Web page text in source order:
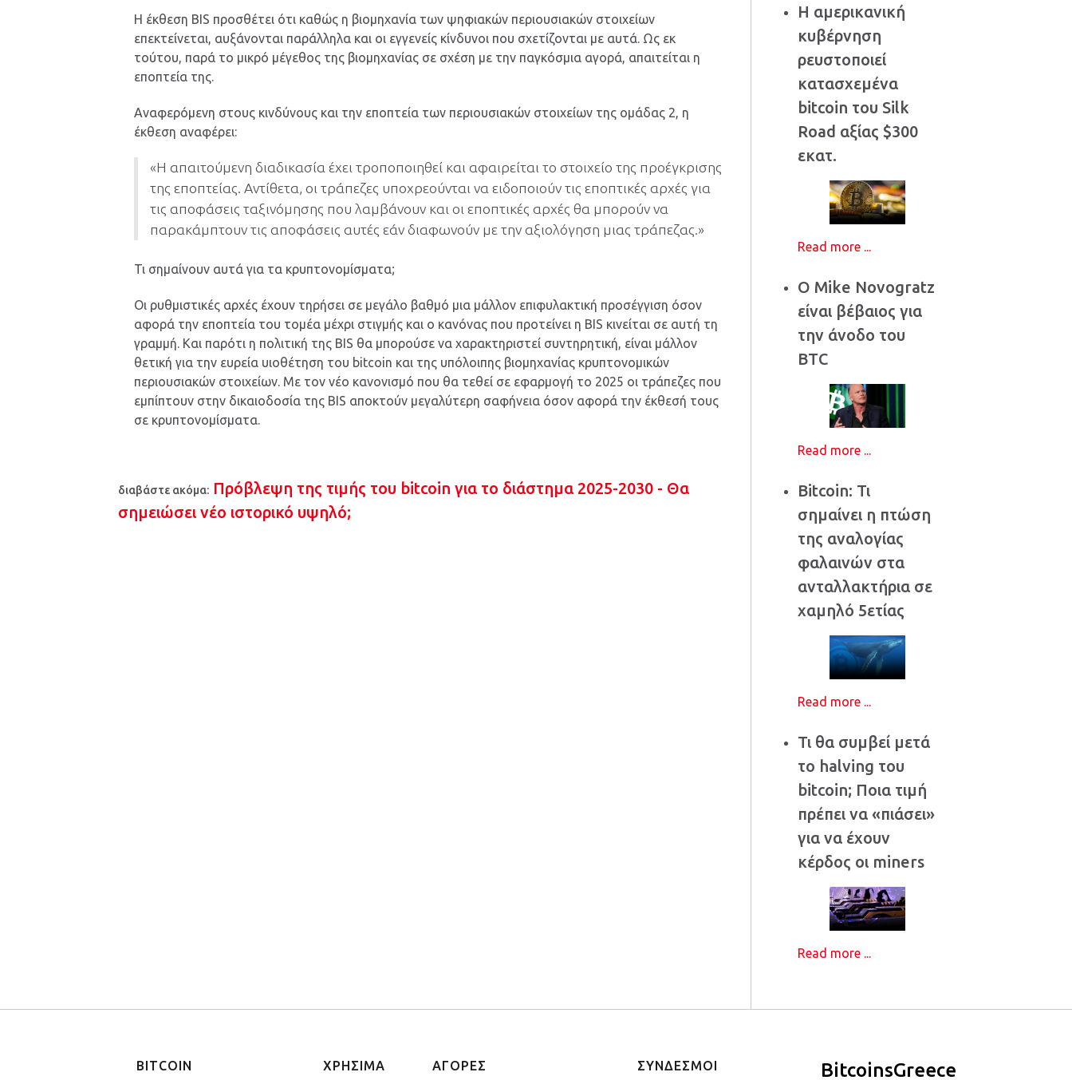
Η έκθεση BIS προσθέτει ότι καθώς η βιομηχανία των ψηφιακών περιουσιακών στοιχείων
επεκτείνεται, αυξάνονται παράλληλα και οι εγγενείς κίνδυνοι που σχετίζονται με αυτά. Ως εκ
τούτου, παρά το μικρό μέγεθος της βιομηχανίας σε σχέση με την παγκόσμια αγορά, απαιτείται η
εποπτεία της.
Αναφερόμενη στους κινδύνους και την εποπτεία των περιουσιακών στοιχείων της ομάδας 2, η
έκθεση αναφέρει:
«Η απαιτούμενη διαδικασία έχει τροποποιηθεί και αφαιρείται το στοιχείο της προέγκρισης
της εποπτείας. Αντίθετα, οι τράπεζες υποχρεούνται να ειδοποιούν τις εποπτικές αρχές για
τις αποφάσεις ταξινόμησης που λαμβάνουν και οι εποπτικές αρχές θα μπορούν να
παρακάμπτουν τις αποφάσεις αυτές εάν διαφωνούν με την αξιολόγηση μιας τράπεζας.»
Τι σημαίνουν αυτά για τα κρυπτονομίσματα;
Οι ρυθμιστικές αρχές έχουν τηρήσει σε μεγάλο βαθμό μια μάλλον επιφυλακτική προσέγγιση όσον
αφορά την εποπτεία του τομέα μέχρι στιγμής και ο κανόνας που προτείνει η BIS κινείται σε αυτή τη
γραμμή. Και παρότι η πολιτική της BIS θα μπορούσε να χαρακτηριστεί συντηρητική, είναι μάλλον
θετική για την ευρεία υιοθέτηση του bitcoin και της υπόλοιπης βιομηχανίας κρυπτονομικών
περιουσιακών στοιχείων. Με τον νέο κανονισμό που θα τεθεί σε εφαρμογή το 2025 οι τράπεζες που
εμπίπτουν στην δικαιοδοσία της BIS αποκτούν μεγαλύτερη σαφήνεια όσον αφορά την έκθεσή τους
σε κρυπτονομίσματα.
διαβάστε ακόμα: Πρόβλεψη της τιμής του bitcoin για το διάστημα 2025-2030 - Θα
σημειώσει νέο ιστορικό υψηλό;
Η αμερικανική
κυβέρνηση
ρευστοποιεί
κατασχεμένα
bitcoin του Silk
Road αξίας $300
εκατ.
Read more ...
Ο Mike Novogratz
είναι βέβαιος για
την άνοδο του
BTC
Read more ...
Bitcoin: Τι
σημαίνει η πτώση
της αναλογίας
φαλαινών στα
ανταλλακτήρια σε
χαμηλό 5ετίας
Read more ...
Τι θα συμβεί μετά
το halving του
bitcoin; Ποια τιμή
πρέπει να «πιάσει»
για να έχουν
κέρδος οι miners
Read more ...
BITCOIN ΧΡΗΣΙΜΑ ΑΓΟΡΕΣ ΣΥΝΔΕΣΜΟΙ BitcoinsGreece